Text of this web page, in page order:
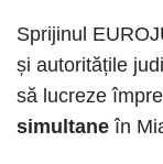
Sprijinul
și autoritățile
să lucreze
simultane în